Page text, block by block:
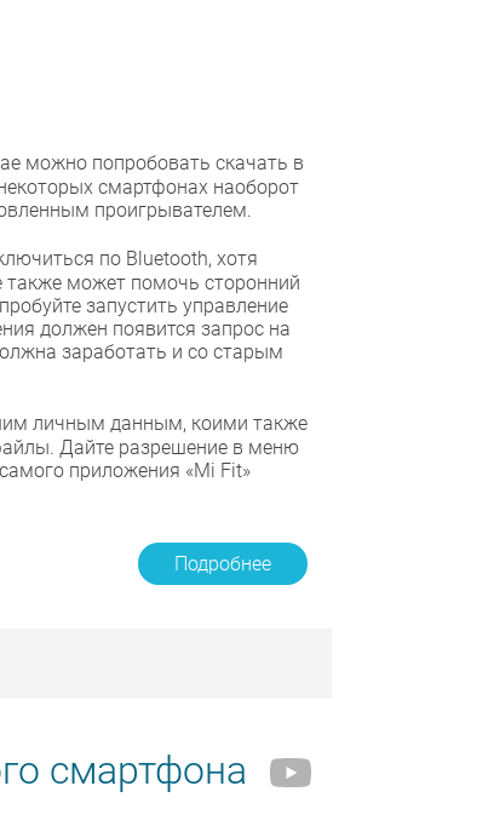
можно попробовать скачать в
смартфонах наоборот
проигрывателем.
по Bluetooth, хотя
может помочь сторонний
запустить управление
должен появится запрос на
заработать и со старым
личным данным, коими также
Дайте разрешение в меню
приложения «Mi Fit»
Подробнее
смартфона